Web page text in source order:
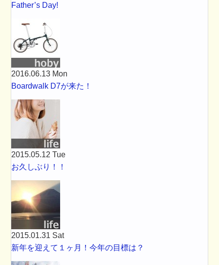
Father’s Day!
2016.06.13 Mon
Boardwalk D7が来た！
2015.05.12 Tue
お久しぶり！！
2015.01.31 Sat
新年を迎えて１ヶ月！今年の目標は？